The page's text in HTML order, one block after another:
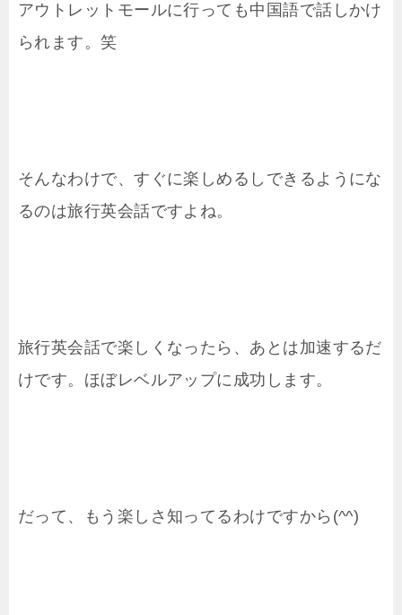
アウトレットモールに行っても中国語で話しかけ
られます。笑
そんなわけで、すぐに楽しめるしできるようにな
るのは旅行英会話ですよね。
旅行英会話で楽しくなったら、あとは加速するだ
けです。ほぼレベルアップに成功します。
だって、もう楽しさ知ってるわけですから(^^)